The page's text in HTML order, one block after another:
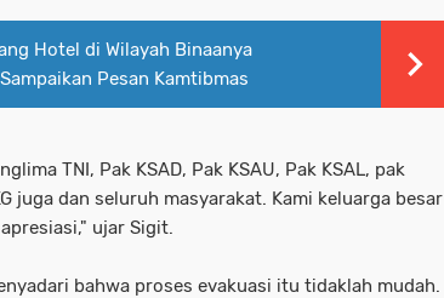
Hotel di Wilayah Binaanya
Pesan Kamtibmas
TNI, Pak KSAD, Pak KSAU, Pak KSAL, pak
juga dan seluruh masyarakat. Kami keluarga besar
ujar Sigit.
bahwa proses evakuasi itu tidaklah mudah.